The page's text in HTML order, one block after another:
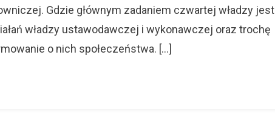
Istnieje!Gdzie głównym zadaniem czwartej władzy jest
władzy ustawodawczej i wykonawczej oraz trochę
o nich społeczeństwa. […]